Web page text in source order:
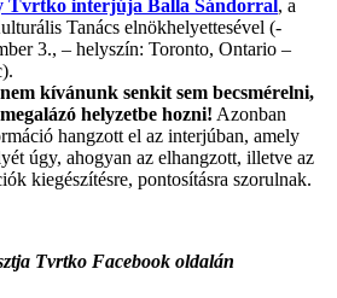
Tvrtko interjúja Balla Sándorral, a
Tanács elnökhelyettesével (-
3., – helyszín: Toronto, Ontario –
kívánunk senkit sem becsmérelni,
helyzetbe hozni! Azonban
hangzott el az interjúban, amely
úgy, ahogyan az elhangzott, illetve az
kiegészítésre, pontosításra szorulnak.
Tvrtko Facebook oldalán